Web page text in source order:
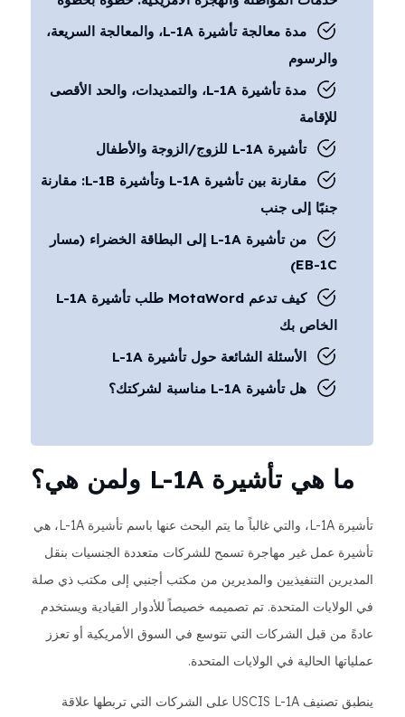
مدة معالجة تأشيرة L-1A، والمعالجة السريعة،
والرسوم
مدة تأشيرة L-1A، والتمديدات، والحد الأقصى
للإقامة
تأشيرة L-1A للزوج/الزوجة والأطفال
مقارنة بين تأشيرة L-1A وتأشيرة L-1B: مقارنة
جنبًا إلى جنب
من تأشيرة L-1A إلى البطاقة الخضراء (مسار
EB-1C)
كيف تدعم MotaWord طلب تأشيرة L-1A
الخاص بك
الأسئلة الشائعة حول تأشيرة L-1A
هل تأشيرة L-1A مناسبة لشركتك؟
ما هي تأشيرة L-1A ولمن هي؟
تأشيرة L-1A، والتي غالباً ما يتم البحث عنها باسم تأشيرة L-1A، هي
تأشيرة عمل غير مهاجرة تسمح للشركات متعددة الجنسيات بنقل
المديرين التنفيذيين والمديرين من مكتب أجنبي إلى مكتب ذي صلة
في الولايات المتحدة. تم تصميمه خصيصاً للأدوار القيادية ويستخدم
عادةً من قبل الشركات التي تتوسع في السوق الأمريكية أو تعزز
عملياتها الحالية في الولايات المتحدة.
ينطبق تصنيف USCIS L-1A على الشركات التي تربطها علاقة